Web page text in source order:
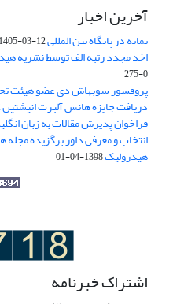
آخرین اخبار
نمایه در پایگاه بین المللی DOAJ1405-03-12
اخذ مجدد رتبه الف توسط نشریه
0-275
پروفسور سوبهاش دی عضو هیئت
دریافت جایزه هانس آلبرت انیشتین 2022
فراخوان پذیرش مقالات به زبان
انتخاب و معرفی داور برگزیده
هیدرولیک1398-04-01
اشتراک خبرنامه